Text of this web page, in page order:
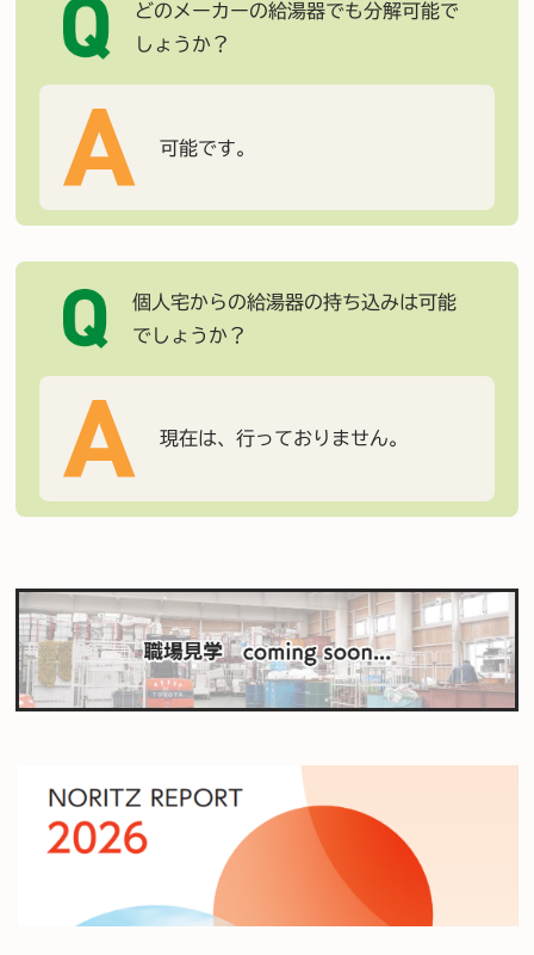
どのメーカーの給湯器でも分解可能で
しょうか？
可能です。
個人宅からの給湯器の持ち込みは可能
でしょうか？
現在は、行っておりません。